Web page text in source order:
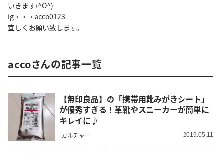
いきます(^O^)
ig・・・acco0123
宜しくお願い致します。
accoさんの記事一覧
【無印良品】の「携帯用靴みがきシート」
が優秀すぎる！革靴やスニーカーが簡単に
キレイに♪
カルチャー 2019.05.11